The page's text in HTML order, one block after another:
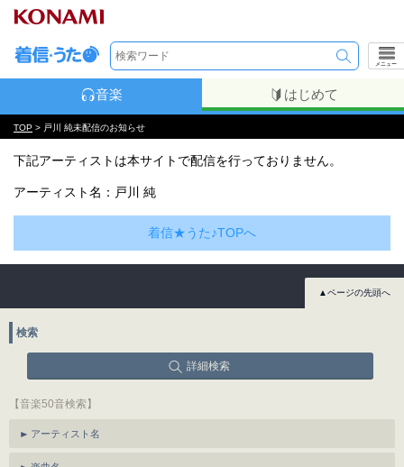
メニュー
音楽 はじめて
TOP > 戸川 純未配信のお知らせ
下記アーティストは本サイトで配信を行っておりません。
アーティスト名：戸川 純
着信★うた♪TOPへ
▲ページの先頭へ
検索
詳細検索
【音楽50音検索】
アーティスト名